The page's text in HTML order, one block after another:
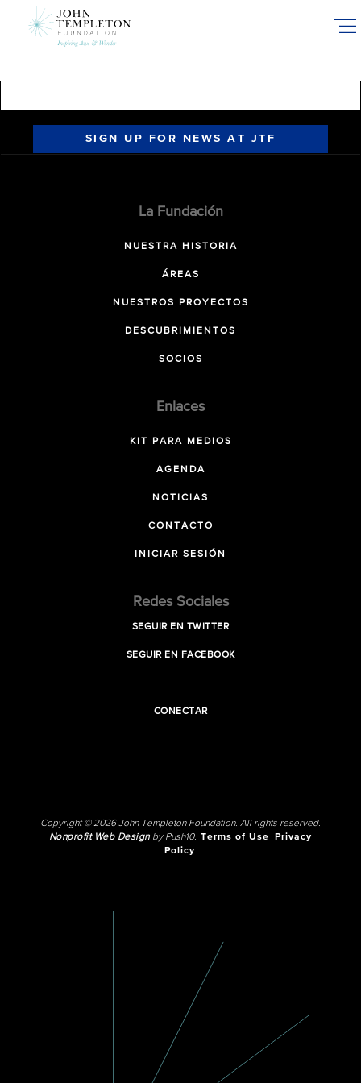
SIGN UP FOR NEWS AT JTF
La Fundación
NUESTRA HISTORIA
ÁREAS
NUESTROS PROYECTOS
DESCUBRIMIENTOS
SOCIOS
Enlaces
KIT PARA MEDIOS
AGENDA
NOTICIAS
CONTACTO
INICIAR SESIÓN
Redes Sociales
SEGUIR EN TWITTER
SEGUIR EN FACEBOOK
CONECTAR
Copyright © 2026 John Templeton Foundation. All rights reserved.
Nonprofit Web Designby Push10. Terms of Use
Privacy
Policy